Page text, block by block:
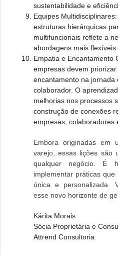
sustentabilidade e
Equipes Multidisciplinares:
estruturas hierárquicas
multifuncionais reflete a
abordagens mais flexíveis
Empatia e Encantamento
empresas devem
encantamento na jornada
colaborador. O
melhorias nos processos
construção de conexões
empresas, colaboradores
Embora originadas em
varejo, essas lições são
qualquer negócio. É
implementar práticas
única e personalizada.
esse novo horizonte de
Kárita Morais
Sócia Proprietária e